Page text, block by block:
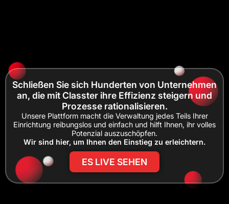
Schließen Sie sich Hunderten von Unternehmen
an, die mit Classter ihre Effizienz steigern und
Prozesse rationalisieren.
Unsere Plattform macht die Verwaltung jedes Teils Ihrer
Einrichtung reibungslos und einfach und hilft Ihnen, ihr volles
Potenzial auszuschöpfen.
Wir sind hier, um Ihnen den Einstieg zu erleichtern.
ES LIVE SEHEN